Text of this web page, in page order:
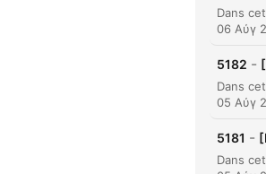
06 Αύγ
5182 -
05 Αύγ
5181 -